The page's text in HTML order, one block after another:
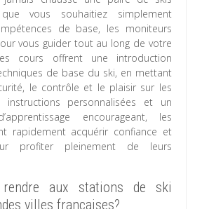
vous souhaitiez simplement
de base, les moniteurs
vous guider tout au long de votre
cours offrent une introduction
de base du ski, en mettant
le contrôle et le plaisir sur les
instructions personnalisées et un
encourageant, les
rapidement acquérir confiance et
profiter pleinement de leurs
rendre aux stations de ski
villes françaises?